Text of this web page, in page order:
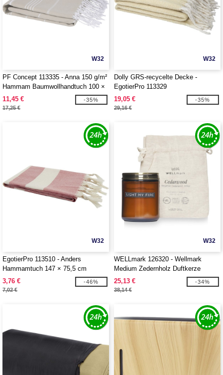
W32
PF Concept 113335 - Anna 150 g/m²
Hammam Baumwollhandtuch 100 ×
180 cm
11,45 €
17,25 €
-35%
W32
Dolly GRS-recycelte Decke -
EgotierPro 113329
19,05 €
29,16 €
-35%
W32
EgotierPro 113510 - Anders
Hammamtuch 147 × 75,5 cm
3,76 €
7,02 €
-46%
W32
WELLmark 126320 - Wellmark
Medium Zedernholz Duftkerze
25,13 €
38,14 €
-34%